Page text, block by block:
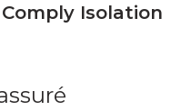
Isolation